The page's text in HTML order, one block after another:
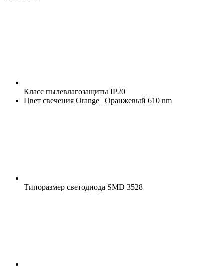
Класс пылевлагозащиты IP20
Цвет свечения Orange | Оранжевый 610 nm
Типоразмер светодиода SMD 3528